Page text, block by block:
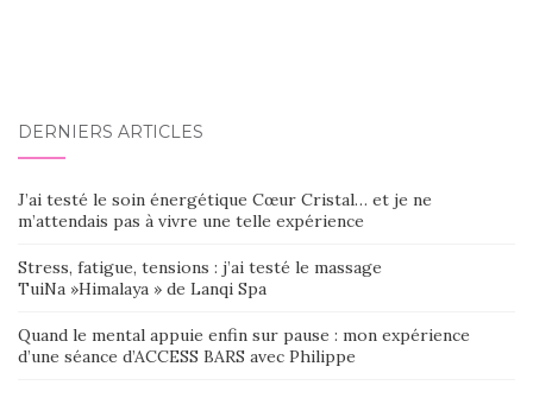
DERNIERS ARTICLES
J’ai testé le soin énergétique Cœur Cristal… et je ne
m’attendais pas à vivre une telle expérience
Stress, fatigue, tensions : j’ai testé le massage
TuiNa »Himalaya » de Lanqi Spa
Quand le mental appuie enfin sur pause : mon expérience
d’une séance d’ACCESS BARS avec Philippe